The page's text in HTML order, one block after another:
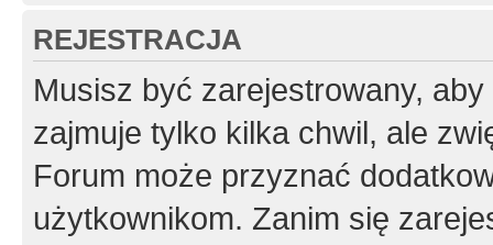
REJESTRACJA
Musisz być zarejestrowany,
zajmuje tylko kilka chwil, ale
Forum może przyznać
użytkownikom. Zanim się